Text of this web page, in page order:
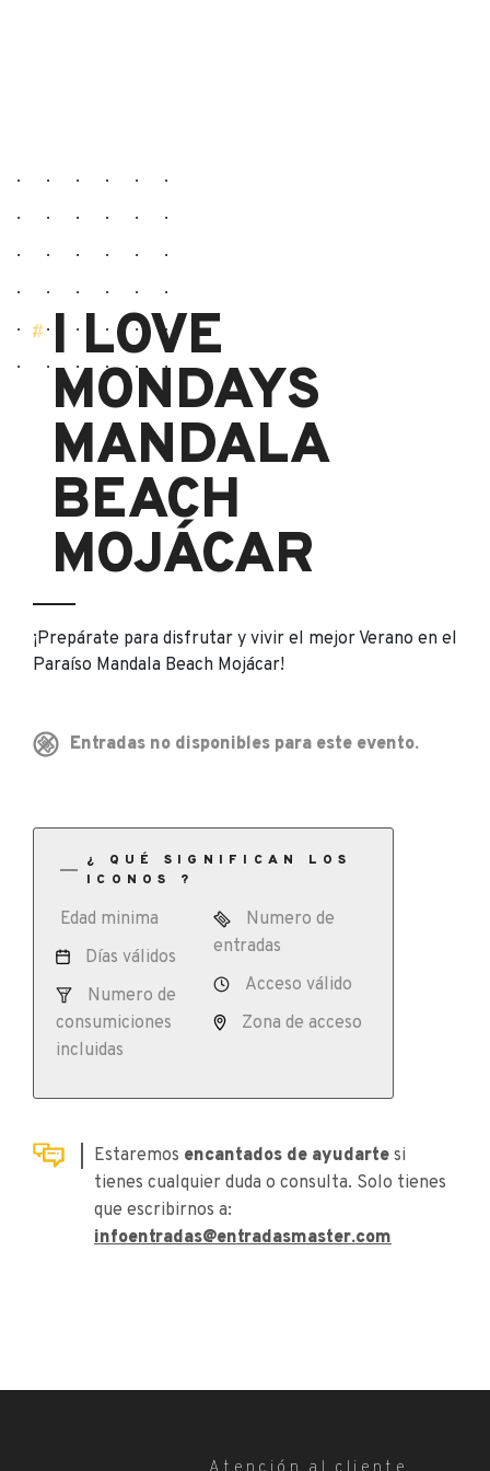
I LOVE
MONDAYS
MANDALA
BEACH
MOJÁCAR
¡Prepárate para disfrutar y vivir el mejor Verano en el
Paraíso Mandala Beach Mojácar!
Entradas no disponibles para este evento.
¿ QUÉ SIGNIFICAN LOS
ICONOS ?
Edad minima
Días válidos
Numero de
consumiciones
incluidas
Numero de
entradas
Acceso válido
Zona de acceso
Estaremos encantados de ayudarte si
tienes cualquier duda o consulta. Solo tienes
que escribirnos a:
infoentradas@entradasmaster.com